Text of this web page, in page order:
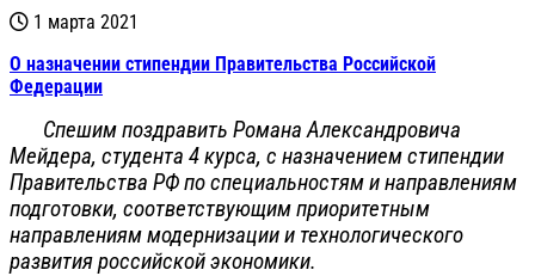
1 марта 2021
О назначении стипендии Правительства Российской
Федерации
Спешим поздравить Романа Александровича
Мейдера, студента 4 курса, с назначением стипендии
Правительства РФ по специальностям и направлениям
подготовки, соответствующим приоритетным
направлениям модернизации и технологического
развития российской экономики.